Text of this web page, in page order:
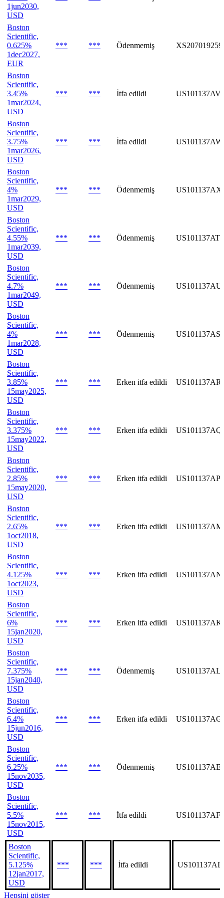
1jun2030,
USD
Boston
Scientific,
0.625%
1dec2027,
EUR
*** *** Ödenmemiş
Boston
Scientific,
3.45%
1mar2024,
USD
*** *** İtfa edildi
Boston
Scientific,
3.75%
1mar2026,
USD
*** *** İtfa edildi
Boston
Scientific,
4%
1mar2029,
USD
*** *** Ödenmemiş
Boston
Scientific,
4.55%
1mar2039,
USD
*** *** Ödenmemiş
Boston
Scientific,
4.7%
1mar2049,
USD
*** *** Ödenmemiş
Boston
Scientific,
4%
1mar2028,
USD
*** *** Ödenmemiş
Boston
Scientific,
3.85%
15may2025,
USD
*** *** Erken itfa edildi
Boston
Scientific,
3.375%
15may2022,
USD
*** *** Erken itfa edildi
Boston
Scientific,
2.85%
15may2020,
USD
*** *** Erken itfa edildi
Boston
Scientific,
2.65%
1oct2018,
USD
*** *** Erken itfa edildi
Boston
Scientific,
4.125%
1oct2023,
USD
*** *** Erken itfa edildi
Boston
Scientific,
6%
15jan2020,
USD
*** *** Erken itfa edildi
Boston
Scientific,
7.375%
15jan2040,
USD
*** *** Ödenmemiş
Boston
Scientific,
6.4%
15jun2016,
USD
*** *** Erken itfa edildi
Boston
Scientific,
6.25%
15nov2035,
USD
*** *** Ödenmemiş
Boston
Scientific,
5.5%
15nov2015,
USD
*** *** İtfa edildi
Boston
Scientific,
5.125%
12jan2017,
USD
*** *** İtfa edildi
Hepsini göster